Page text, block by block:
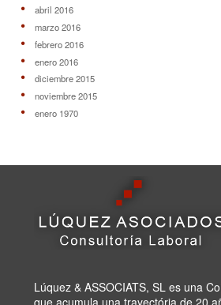
abril 2016
marzo 2016
febrero 2016
enero 2016
diciembre 2015
noviembre 2015
enero 1970
Lúquez & ASSOCIATS, SL es una